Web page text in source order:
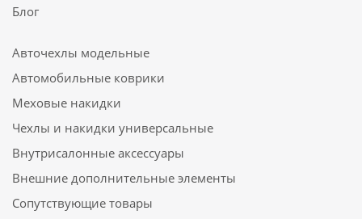
Блог
Авточехлы модельные
Автомобильные коврики
Меховые накидки
Чехлы и накидки универсальные
Внутрисалонные аксессуары
Внешние дополнительные элементы
Сопутствующие товары